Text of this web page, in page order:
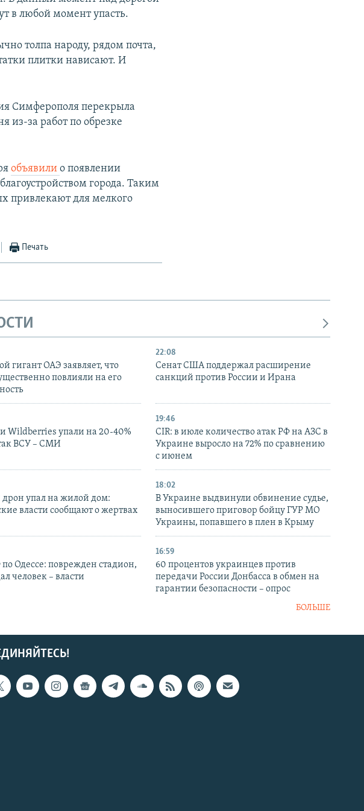
в любой момент упасть.
толпа народу, рядом почта,
плитки нависают. И
Симферополя перекрыла
из-за работ по обрезке
объявилио появлении
города. Таким
привлекают для мелкого
Печать
гигант ОАЭ заявляет, что
повлияли на его
22:08
Сенат США поддержал расширение
санкций против России и Ирана
Wildberries упали на 20-40%
ВСУ – СМИ
19:46
CIR: в июле количество атак РФ на АЗС в
Украине выросло на 72% по сравнению
с июнем
дрон упал на жилой дом:
власти сообщают о жертвах
18:02
В Украине выдвинули обвинение судье,
выносившего приговор бойцу ГУР МО
Украины, попавшего в плен в Крыму
по Одессе: поврежден стадион,
человек – власти
16:59
60 процентов украинцев против
передачи России Донбасса в обмен на
гарантии безопасности – опрос
БОЛЬШЕ